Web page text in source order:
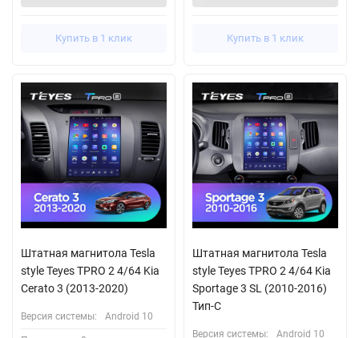
Купить в 1 клик Купить в 1 клик
Штатная магнитола Tesla
style Teyes TPRO 2 4/64 Kia
Cerato 3 (2013-2020)
Версия системы: Android 10
Штатная магнитола Tesla
style Teyes TPRO 2 4/64 Kia
Sportage 3 SL (2010-2016)
Тип-C
Версия системы: Android 10